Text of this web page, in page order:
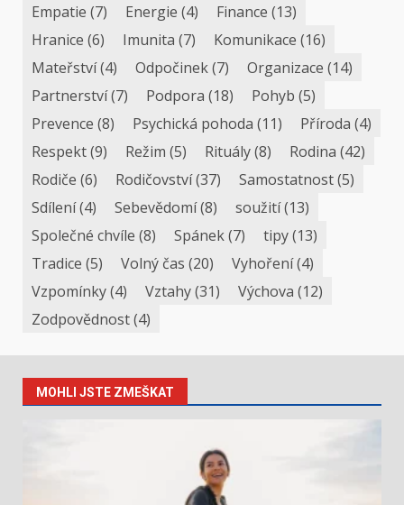
Empatie (7) Energie (4) Finance (13)
Hranice (6) Imunita (7) Komunikace (16)
Mateřství(4) Odpočinek(7) Organizace (14)
Partnerství(7) Podpora (18) Pohyb (5)
Prevence (8) Psychická pohoda (11) Příroda (4)
Respekt(9) Režim (5) Rituály(8) Rodina (42)
Rodiče (6) Rodičovství(37) Samostatnost(5)
Sdílení(4) Sebevědomí(8) soužití(13)
Společné chvíle (8) Spánek(7) tipy(13)
Tradice (5) Volný čas (20) Vyhoření(4)
Vzpomínky(4) Vztahy(31) Výchova (12)
Zodpovědnost(4)
MOHLI JSTE ZMEŠKAT